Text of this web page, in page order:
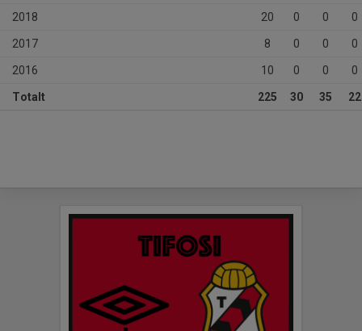
2018 20 0 0 0
2017 8 0 0 0
2016 10 0 0 0
Totalt 225 30 35 22